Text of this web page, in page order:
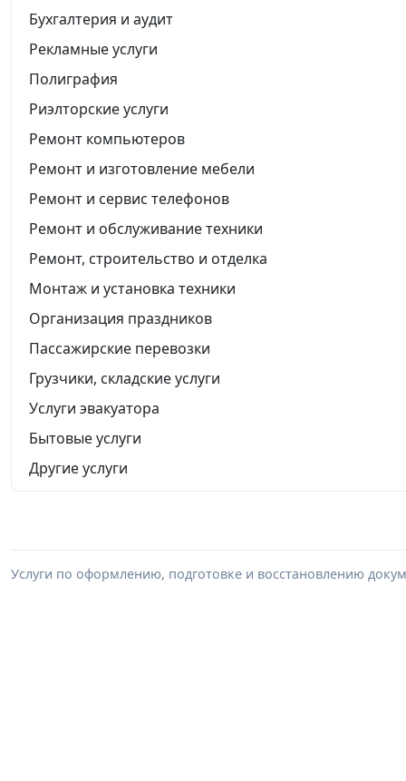
Бухгалтерия и аудит
Рекламные услуги
Полиграфия
Риэлторские услуги
Ремонт компьютеров
Ремонт и изготовление мебели
Ремонт и сервис телефонов
Ремонт и обслуживание техники
Ремонт, строительство и отделка
Монтаж и установка техники
Организация праздников
Пассажирские перевозки
Грузчики, складские услуги
Услуги эвакуатора
Бытовые услуги
Другие услуги
Услуги по оформлению, подготовке и восстановлению